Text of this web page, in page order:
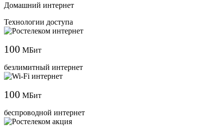
Домашний интернет
Технологии доступа
100 МБит
безлимитный интернет
100 МБит
беспроводной интернет